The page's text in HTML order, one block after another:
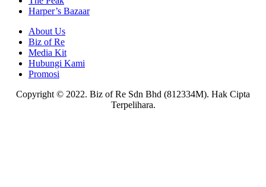
Harper’s Bazaar
About Us
Biz of Re
Media Kit
Hubungi Kami
Promosi
Copyright © 2022. Biz of Re Sdn Bhd (812334M). Hak Cipta
Terpelihara.